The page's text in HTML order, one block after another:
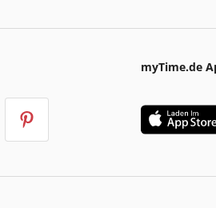
myTime.de